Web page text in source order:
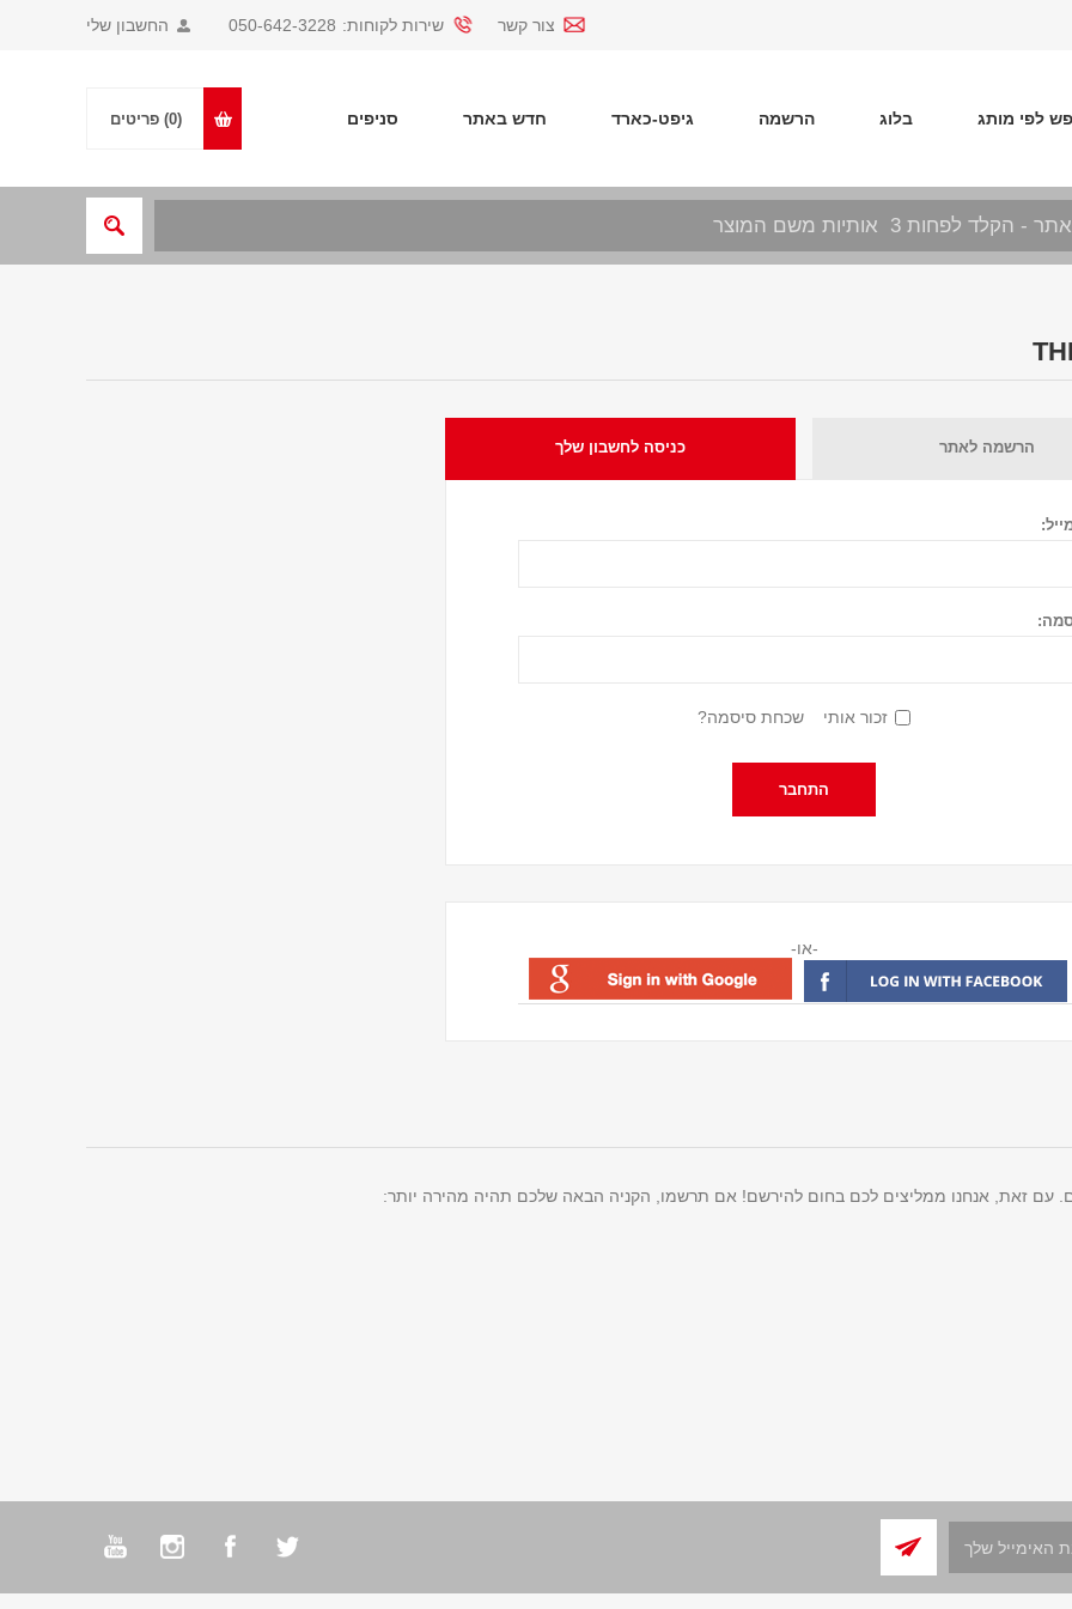
החשבון שלי צור קשר שירות לקוחות: 050-642-3228
לפי מותג בלוג הרשמה גיפט-כארד חדש באתר סניפים (0) פריטים
הרשמה לאתר כניסה לחשבון שלך
זכור אותי שכחת סיסמה?
-או-
עם זאת, אנחנו ממליצים לכם בחום להירשם! אם תרשמו, הקניה הבאה שלכם תהיה מהירה יותר: